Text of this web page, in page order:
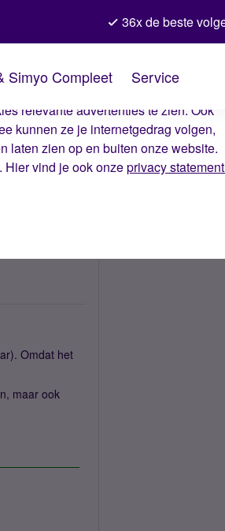
zorgen wij ervoor dat je ervaring op de
relevante advertenties te zien. Ook
kunnen ze je internetgedrag volgen,
laten zien op en buiten onze website.
Hier vind je ook onzeprivacy
36x de beste
Simyo Compleet Service
Start een topic
Omdat het
maar ook